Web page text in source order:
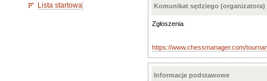
Lista startowa Komunikat sędziego (organizatora)
Zgłoszenia
https://www.chessmanager.com/
Informacje podstawowe